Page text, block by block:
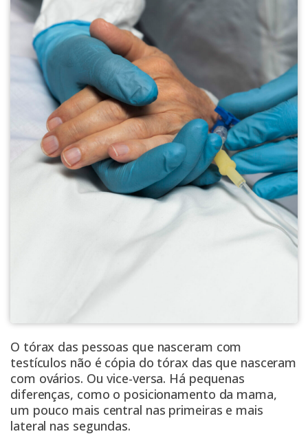
O tórax das pessoas que nasceram com
testículos não é cópia do tórax das que nasceram
com ovários. Ou vice-versa. Há pequenas
diferenças, como o posicionamento da mama,
um pouco mais central nas primeiras e mais
lateral nas segundas.